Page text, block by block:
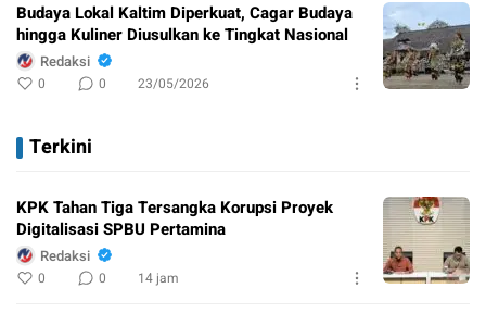
Budaya Lokal Kaltim Diperkuat, Cagar Budaya
hingga Kuliner Diusulkan ke Tingkat Nasional
Redaksi
0 0 23/05/2026
Terkini
KPK Tahan Tiga Tersangka Korupsi Proyek
Digitalisasi SPBU Pertamina
Redaksi
0 0 14 jam